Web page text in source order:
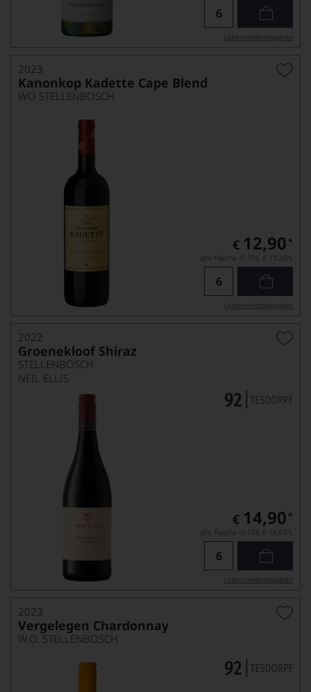
Lebensmittel­angaben
2023
Kanonkop Kadette Cape Blend
WO STELLENBOSCH
€ 12,90 *
pro Flasche (0.75l), € 17,20/L
Lebensmittel­angaben
2022
Groenekloof Shiraz
STELLENBOSCH
NEIL ELLIS
€ 14,90 *
pro Flasche (0.75l), € 19,87/L
Lebensmittel­angaben
2023
Vergelegen Chardonnay
W.O. STELLENBOSCH